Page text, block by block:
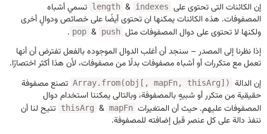
إن الكائنات التى تحتوى على indexes
&
length تسميأشباه
المصفوفات. هذه الكائنات يمكنها ان تحتوى أيضًا على خصائص ودوالٍ أخرى
ولكنها لا تحتوى على دوال المصفوفات مثل push
&
pop
.
إذا نظرنا إلى المصدر – سنجد أن أغلب الدوال الموجوده بالفعل تفترض أن أنها
تعمل مع متكررات أو أشباه مصفوفات بدلًا من مصفوفات، لأن هذا أكثر اختصارًا.
إن الدالة
Array.from(obj[, mapFn, thisArg]) تصنع مصفوفة
حقيقية من متكرر أو شبيهٍ بالمصفوفة، وبالتالى يمكننا استخدام دوال
المصفوفات عليهم. حيث أن المتغيرات mapFn
&
thisArg
تتيح لنا أن
ننفذ دالة على كل عنصر قبل إضافته للمصفوفة.